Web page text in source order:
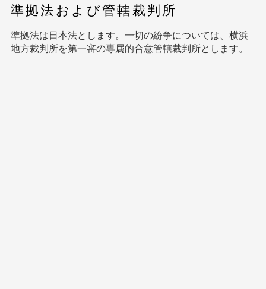
準拠法および管轄裁判所
準拠法は日本法とします。一切の紛争については、横浜
地方裁判所を第一審の専属的合意管轄裁判所とします。